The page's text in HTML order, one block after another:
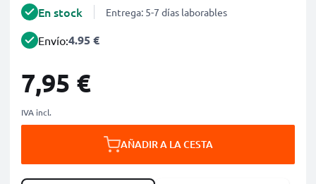
En stock Entrega: 5-7 días laborables
Envío:4.95 €
7,95 €
IVA incl.
AÑADIR A LA CESTA